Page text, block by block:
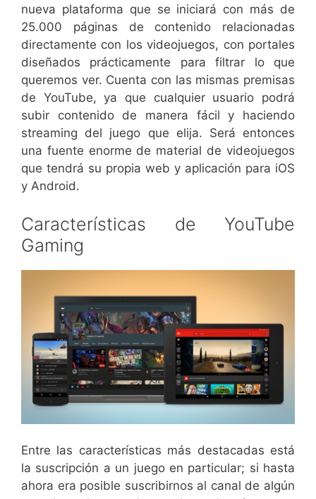
nueva plataforma que se iniciará con más de
25.000 páginas de contenido relacionadas
directamente con los videojuegos, con portales
diseñados prácticamente para filtrar lo que
queremos ver. Cuenta con las mismas premisas
de YouTube, ya que cualquier usuario podrá
subir contenido de manera fácil y haciendo
streaming del juego que elija. Será entonces
una fuente enorme de material de videojuegos
que tendrá su propia web y aplicación para iOS
y Android.
Características de YouTube
Gaming
Entre las características más destacadas está
la suscripción a un juego en particular; si hasta
ahora era posible suscribirnos al canal de algún